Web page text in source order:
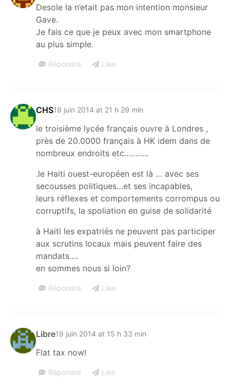
Desole la n’etait pas mon intention monsieur
Gave.
Je fais ce que je peux avec mon smartphone
au plus simple.
Répondre Lien
CHS19 juin 2014 at 21 h 29 min
le troisième lycée français ouvre à Londres ,
près de 20.0000 français à HK idem dans de
nombreux endroits etc………..
.le Haiti ouest-européen est là … avec ses
secousses politiques…et ses incapables,
leurs réflexes et comportements corrompus ou
corruptifs, la spoliation en guise de solidarité
à Haiti les expatriés ne peuvent pas participer
aux scrutins locaux mais peuvent faire des
mandats….
en sommes nous si loin?
Répondre Lien
Libre19 juin 2014 at 15 h 33 min
Flat tax now!
Répondre Lien